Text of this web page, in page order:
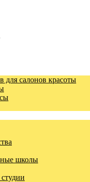
для салонов красоты
школы